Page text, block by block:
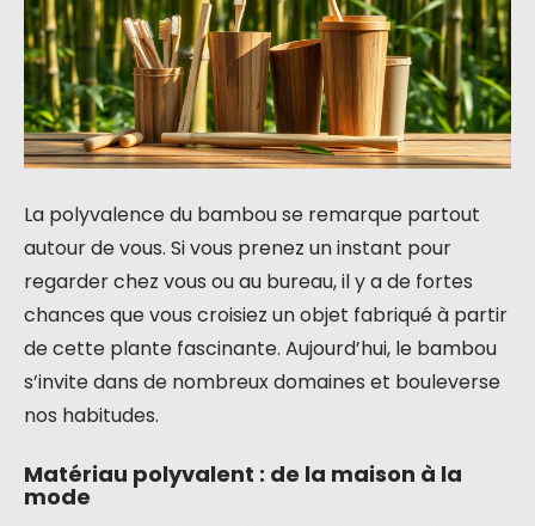
La polyvalence du bambou se remarque partout
autour de vous. Si vous prenez un instant pour
regarder chez vous ou au bureau, il y a de fortes
chances que vous croisiez un objet fabriqué à partir
de cette plante fascinante. Aujourd’hui, le bambou
s’invite dans de nombreux domaines et bouleverse
nos habitudes.
Matériau polyvalent : de la maison à la
mode